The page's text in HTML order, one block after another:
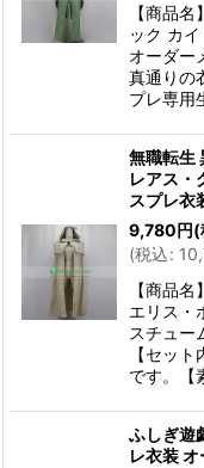
【商品
ック カ
オーダー
真通り
プレ専用
無職転生
レアス・
スプレ衣
9,780円(
(税込:
【商品
エリス・
スチュー
【セッ
です。
ふしぎ遊
レ衣装